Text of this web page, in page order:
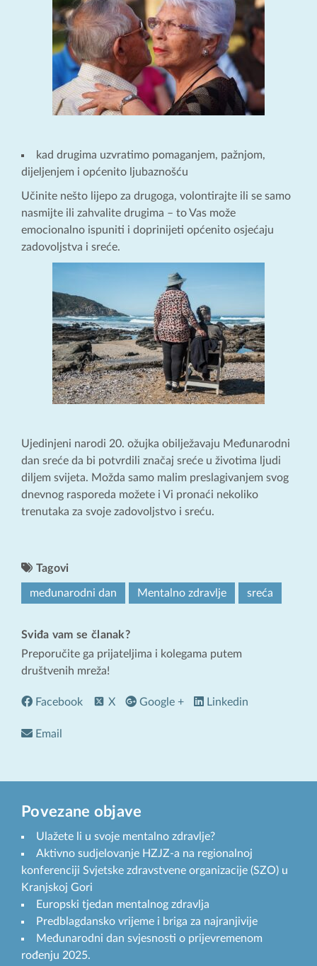
kad drugima uzvratimo pomaganjem, pažnjom,
dijeljenjem i općenito ljubaznošću
Učinite nešto lijepo za drugoga, volontirajte ili se samo
nasmijte ili zahvalite drugima – to Vas može
emocionalno ispuniti i doprinijeti općenito osjećaju
zadovoljstva i sreće.
Ujedinjeni narodi 20. ožujka obilježavaju Međunarodni
dan sreće da bi potvrdili značaj sreće u životima ljudi
diljem svijeta. Možda samo malim preslagivanjem svog
dnevnog rasporeda možete i Vi pronaći nekoliko
trenutaka za svoje zadovoljstvo i sreću.
Tagovi
međunarodni dan Mentalno zdravlje sreća
Sviđa vam se članak?
Preporučite ga prijateljima i kolegama putem
društvenih mreža!
Facebook X Google + Linkedin
Email
Povezane objave
Ulažete li u svoje mentalno zdravlje?
Aktivno sudjelovanje HZJZ-a na regionalnoj
konferenciji Svjetske zdravstvene organizacije (SZO) u
Kranjskoj Gori
Europski tjedan mentalnog zdravlja
Predblagdansko vrijeme i briga za najranjivije
Međunarodni dan svjesnosti o prijevremenom
rođenju 2025.